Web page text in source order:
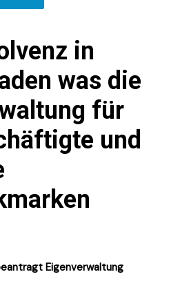
in
was die
für
und
Eigenverwaltung